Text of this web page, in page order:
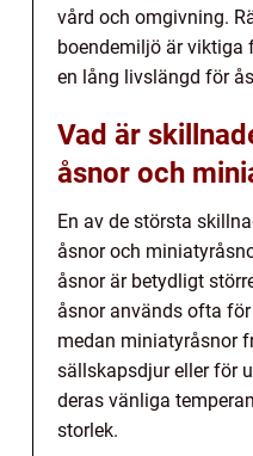
vård och omgivning.
boendemiljö är viktiga
en lång livslängd för
Vad är
åsnor och
En av de största
åsnor och
åsnor är betydligt
åsnor används ofta
medan miniatyråsnor
sällskapsdjur eller för
deras vänliga
storlek.